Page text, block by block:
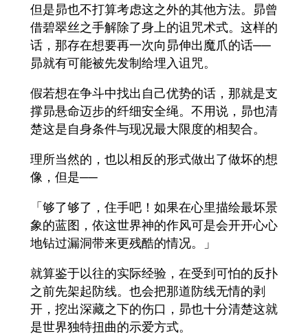
但是昴也不打算考虑这之外的其他方法。昴曾
借碧翠丝之手解除了身上的诅咒术式。这样的
话，那存在想要再一次向昴伸出魔爪的话──
昴就有可能被先发制给埋入诅咒。
假若想在争斗中找出自己优势的话，那就是支
撑昴悬命迈步的纤细安全绳。不用说，昴也清
楚这是自身条件与现况最大限度的相契合。
理所当然的，也以相反的形式做出了做坏的想
像，但是──
「够了够了，住手吧！如果在心里描绘最坏景
象的蓝图，依这世界神的作风可是会开开心心
地钻过漏洞带来更残酷的情况。」
就算鉴于以往的实际经验，在受到可怕的反扑
之前先架起防线。也会把那道防线无情的剥
开，挖出深藏之下的伤口，昴也十分清楚这就
是世界独特扭曲的示爱方式。